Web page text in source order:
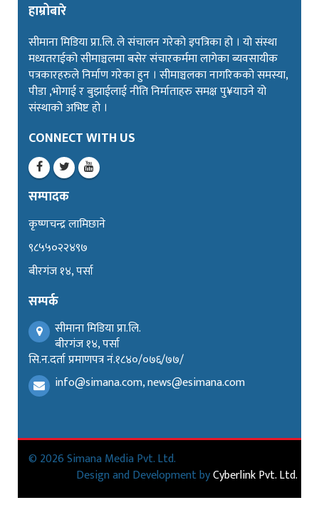
हाम्रोबारे
सीमाना मिडिया प्रा.लि. ले संचालन गरेको इपत्रिका हो । यो संस्था
मध्यतराईको सीमाञ्चलमा बसेर संचारकर्ममा लागेका ब्यवसायीक
पत्रकारहरुले निर्माण गरेका हुन । सीमाञ्चलका नागरिकको समस्या,
पीडा ,भोगाई र बुझाईलाई नीति निर्माताहरु समक्ष पु¥याउने यो
संस्थाको अभिष्ट हो ।
CONNECT WITH US
सम्पादक
कृष्णचन्द्र लामिछाने
९८५५०२२४९७
बीरगंज १४, पर्सा
सम्पर्क
सीमाना मिडिया प्रा.लि.
बीरगंज १४, पर्सा
सि.न.दर्ता प्रमाणपत्र नं.१८४०/०७६/७७/
info@simana.com, news@esimana.com
© 2026 Simana Media Pvt. Ltd.
Design and Development byCyberlink Pvt. Ltd.